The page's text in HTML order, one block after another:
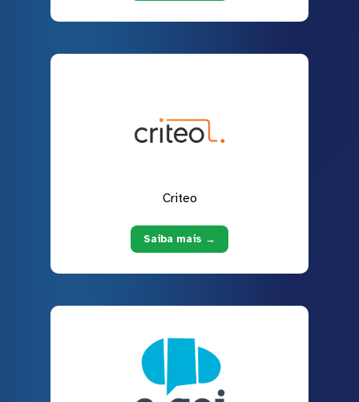
Criteo
Saiba mais →